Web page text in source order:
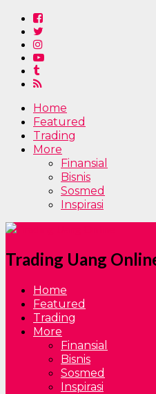
Home
Featured
Trading
More
Finansial
Bisnis
Sosmed
Inspirasi
Trading Uang
Home
Featured
Trading
More
Finansial
Bisnis
Sosmed
Inspirasi